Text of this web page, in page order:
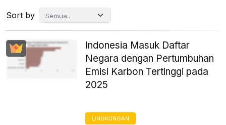
Sort by
Indonesia Masuk Daftar
Negara dengan Pertumbuhan
Emisi Karbon Tertinggi pada
2025
LINGKUNGAN